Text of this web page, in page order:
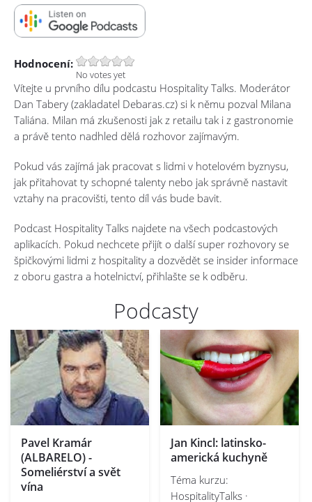
Hodnocení:
No votes yet
Vítejte u prvního dílu podcastu Hospitality Talks. Moderátor
Dan Tabery (zakladatel Debaras.cz) si k němu pozval Milana
Taliána. Milan má zkušenosti jak z retailu tak i z gastronomie
a právě tento nadhled dělá rozhovor zajímavým.
Pokud vás zajímá jak pracovat s lidmi v hotelovém byznysu,
jak přitahovat ty schopné talenty nebo jak správně nastavit
vztahy na pracovišti, tento díl vás bude bavit.
Podcast Hospitality Talks najdete na všech podcastových
aplikacích. Pokud nechcete přijít o další super rozhovory se
špičkovými lidmi z hospitality a dozvědět se insider informace
z oboru gastra a hotelnictví, přihlašte se k odběru.
Podcasty
Pavel Kramár
(ALBARELO) -
Someliérství a svět
vína
Jan Kincl: latinsko-
americká kuchyně
Téma kurzu:
HospitalityTalks ·